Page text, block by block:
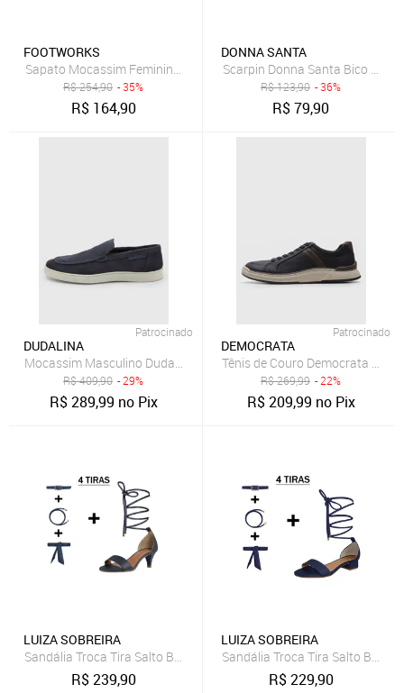
FOOTWORKS
Sapato Mocassim Feminino Confort 514 Marinho
R$254,90 - 35%
R$ 164,90
DONNA SANTA
Scarpin Donna Santa Bico
R$123,90 - 36%
R$79,90
Patrocinado
DUDALINA
Mocassim Masculino Dudalina Azul Marinho
R$409,90 - 29%
R$289,99 no Pix
Patrocinado
DEMOCRATA
Tênis de Couro Democrata
R$269,99 - 22%
R$209,99 no Pix
LUIZA SOBREIRA
Sandália Troca Tira Salto Baixo Fino Luiza Sobreira Azul Marinho
R$239,90
LUIZA SOBREIRA
Sandália Troca Tira Salto Baixo
R$229,90